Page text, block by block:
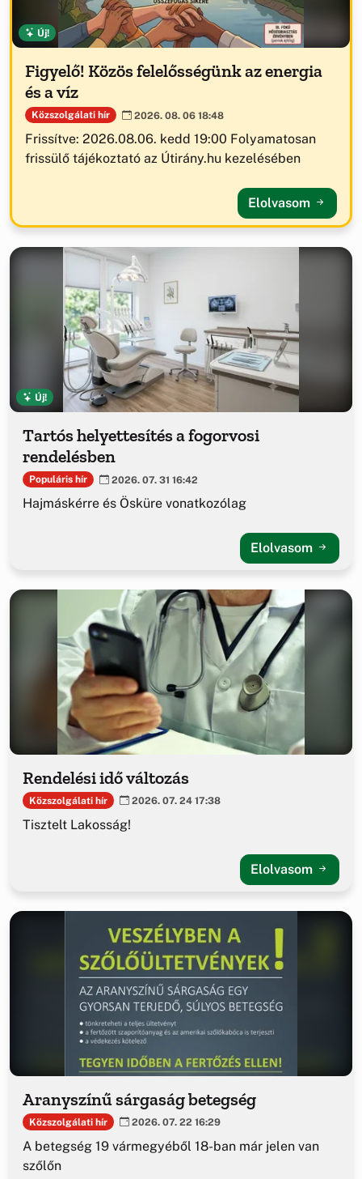
Új!
Figyelő! Közös felelősségünk az energia
és a víz
Közszolgálati hír 2026. 08. 06 18:48
Frissítve: 2026.08.06. kedd 19:00 Folyamatosan
frissülő tájékoztató az Útirány.hu kezelésében
Elolvasom
Új!
Tartós helyettesítés a fogorvosi
rendelésben
Populáris hír 2026. 07. 31 16:42
Hajmáskérre és Ösküre vonatkozólag
Elolvasom
Rendelési idő változás
Közszolgálati hír 2026. 07. 24 17:38
Tisztelt Lakosság!
Elolvasom
Aranyszínű sárgaság betegség
Közszolgálati hír 2026. 07. 22 16:29
A betegség 19 vármegyéből 18-ban már jelen van
szőlőn